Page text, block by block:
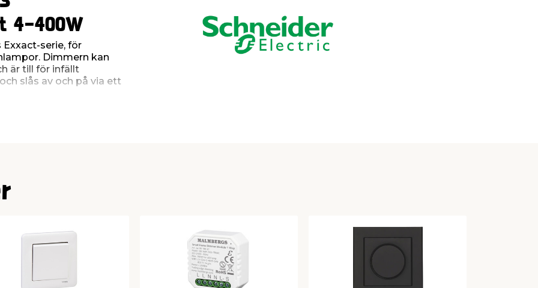
4-400W
Exxact-serie, för
Dimmern kan
är till för infällt
slås av och på via ett
ljusreglering